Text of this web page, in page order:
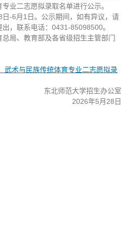
业二志愿拟录取名单进行公示。
-6月1日。公示期间，如有异议，请
，联系电话：0431-85098500。
局、教育部及各省级招生主管部门
武术与民族传统体育专业二志愿拟录
东北师范大学招生办公室
2026年5月28日